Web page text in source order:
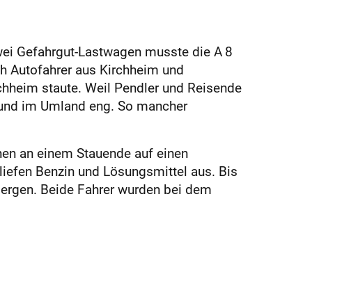
Gefahrgut-Lastwagen musste die A 8
Autofahrer aus Kirchheim und
staute. Weil Pendler und Reisende
im Umland eng. So mancher
an einem Stauende auf einen
Benzin und Lösungsmittel aus. Bis
Beide Fahrer wurden bei dem